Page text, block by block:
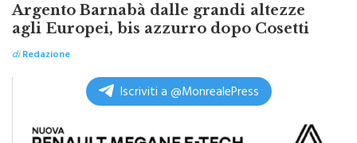
Argento Barnabà dalle grandi altezze
agli Europei, bis azzurro dopo Cosetti
diRedazione
Iscriviti a @MonrealePress